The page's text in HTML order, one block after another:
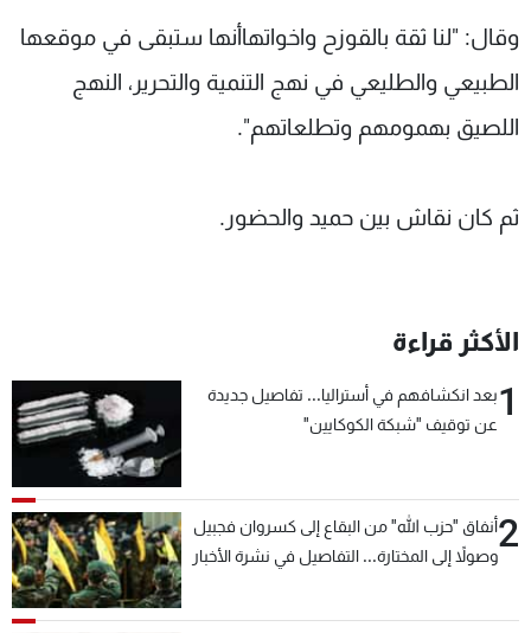
وقال: "لنا ثقة بالقوزح واخواتهاأنها ستبقى في موقعها
الطبيعي والطليعي في نهج التنمية والتحرير، النهج
اللصيق بهمومهم وتطلعاتهم".
ثم كان نقاش بين حميد والحضور.
الأكثر قراءة
1بعد انكشافهم في أستراليا... تفاصيل جديدة
عن توقيف "شبكة الكوكايين"
2أنفاق "حزب الله" من البقاع إلى كسروان فجبيل
وصولاً إلى المختارة... التفاصيل في نشرة الأخبار